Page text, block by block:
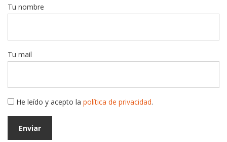
Tu nombre
Tu mail
He leído y acepto la política de privacidad.